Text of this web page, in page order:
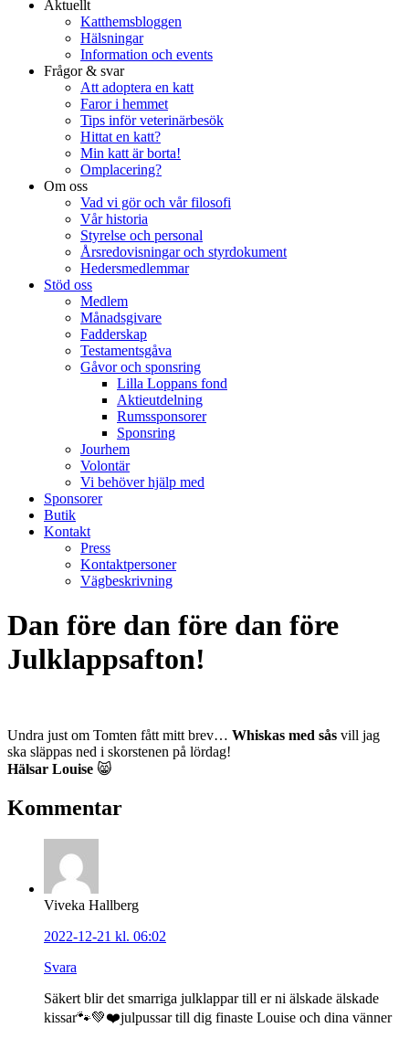
Aktuellt
Katthemsbloggen
Hälsningar
Information och events
Frågor & svar
Att adoptera en katt
Faror i hemmet
Tips inför veterinärbesök
Hittat en katt?
Min katt är borta!
Omplacering?
Om oss
Vad vi gör och vår filosofi
Vår historia
Styrelse och personal
Årsredovisningar och styrdokument
Hedersmedlemmar
Stöd oss
Medlem
Månadsgivare
Fadderskap
Testamentsgåva
Gåvor och sponsring
Lilla Loppans fond
Aktieutdelning
Rumssponsorer
Sponsring
Jourhem
Volontär
Vi behöver hjälp med
Sponsorer
Butik
Kontakt
Press
Kontaktpersoner
Vägbeskrivning
Dan före dan före dan före
Julklappsafton!
Undra just om Tomten fått mitt brev… Whiskas med sås vill jag
ska släppas ned i skorstenen på lördag!
Hälsar Louise 😸
Kommentar
Viveka Hallberg
2022-12-21 kl. 06:02
Svara
Säkert blir det smarriga julklappar till er ni älskade älskade
kissar🐾💚❤️julpussar till dig finaste Louise och dina vänner